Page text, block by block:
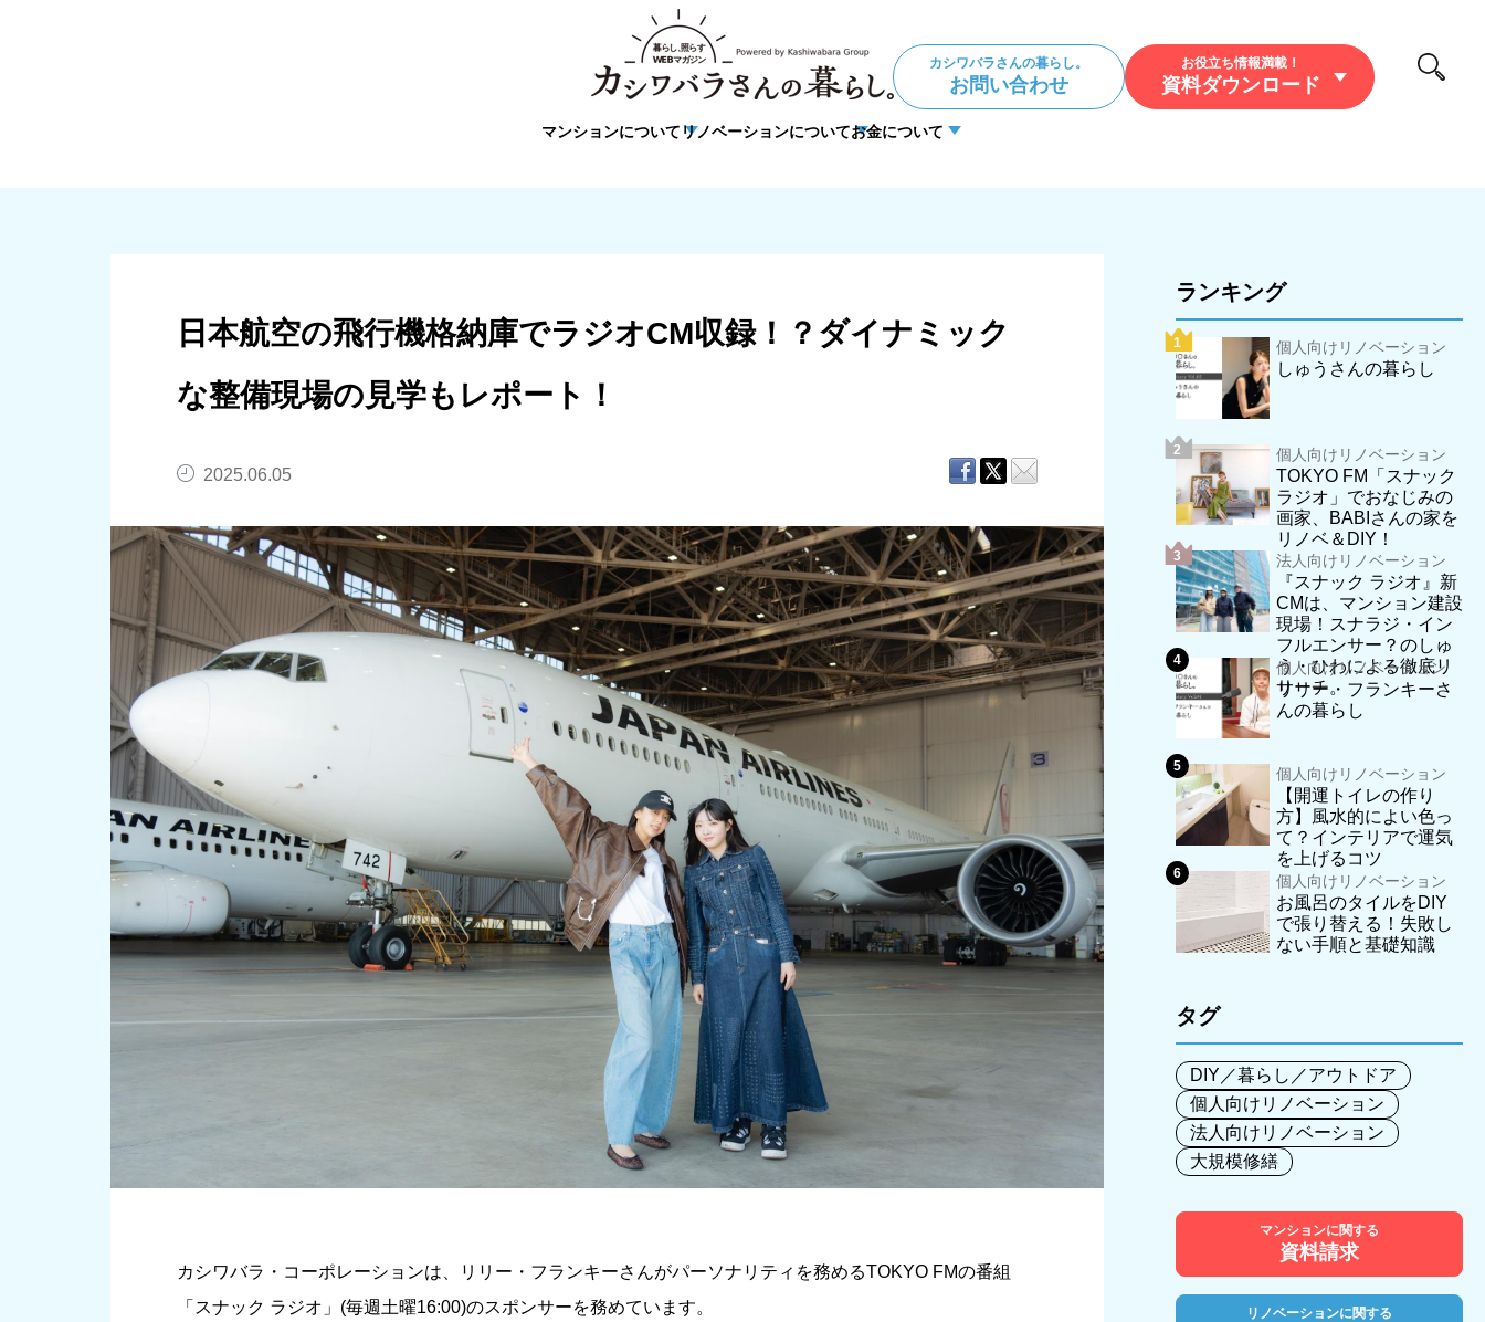
マンションについて リノベーションについてお金について
お役立ち情報満載！
資料ダウンロード
カシワバラさんの暮らし。
お問い合わせ
日本航空の飛行機格納庫でラジオCM収録！？ダイナミック
な整備現場の見学もレポート！
2025.06.05
カシワバラ・コーポレーションは、リリー・フランキーさんがパーソナリティを務めるTOKYO FMの番組
「スナック ラジオ」(毎週土曜16:00)のスポンサーを務めています。
ランキング
個人向けリノベーション
しゅうさんの暮らし
個人向けリノベーション
TOKYO FM「スナック
ラジオ」でおなじみの
画家、BABIさんの家を
リノベ＆DIY！
法人向けリノベーション
『スナック ラジオ』新
CMは、マンション建設
現場！スナラジ・イン
フルエンサー？のしゅ
う・ひわによる徹底リ
サーチ。
個人向けリノベーション
リリー・フランキーさ
んの暮らし
個人向けリノベーション
【開運トイレの作り
方】風水的によい色っ
て？インテリアで運気
を上げるコツ
個人向けリノベーション
お風呂のタイルをDIY
で張り替える！失敗し
ない手順と基礎知識
タグ
DIY／暮らし／アウトドア
個人向けリノベーション
法人向けリノベーション
大規模修繕
マンションに関する
資料請求
リノベーションに関する